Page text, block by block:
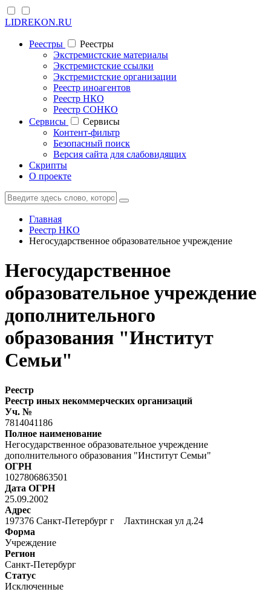
LIDREKON.RU
Реестры
Реестры
Экстремистские материалы
Экстремистские ссылки
Экстремистские организации
Реестр иноагентов
Реестр НКО
Реестр СОНКО
Cервисы
Cервисы
Контент-фильтр
Безопасный поиск
Версия сайта для слабовидящих
Скрипты
О проекте
Главная
Реестр НКО
Негосударственное образовательное учреждение
Негосударственное
образовательное учреждение
дополнительного
образования "Институт
Семьи"
Реестр
Реестр иных некоммерческих организаций
Уч. №
7814041186
Полное наименование
Негосударственное образовательное учреждение
дополнительного образования "Институт Семьи"
ОГРН
1027806863501
Дата ОГРН
25.09.2002
Адрес
197376 Санкт-Петербург г Лахтинская ул д.24
Форма
Учреждение
Регион
Санкт-Петербург
Статус
Исключенные